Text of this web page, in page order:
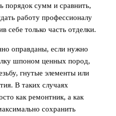
порядок сумм и сравнить,
работу профессионалу
себе только часть отделки.
оправданы, если нужно
шпоном ценных пород,
гнутые элементы или
В таких случаях
как ремонтник, а как
сохранить